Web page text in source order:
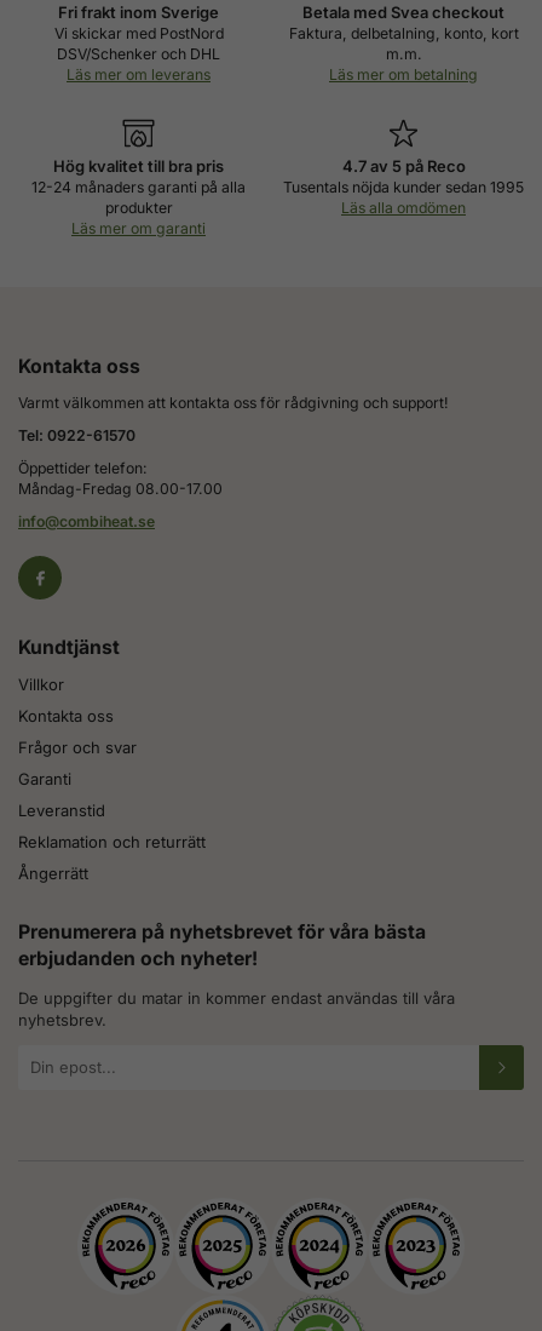
Fri frakt inom Sverige
Vi skickar med PostNord
DSV/Schenker och DHL
Läs mer om leverans
Betala med Svea checkout
Faktura, delbetalning, konto, kort
m.m.
Läs mer om betalning
Hög kvalitet till bra pris
12-24 månaders garanti på alla
produkter
Läs mer om garanti
4.7 av 5 på Reco
Tusentals nöjda kunder sedan 1995
Läs alla omdömen
Kontakta oss
Varmt välkommen att kontakta oss för rådgivning och support!
Tel: 0922-61570
Öppettider telefon:
Måndag-Fredag 08.00-17.00
info@combiheat.se
Kundtjänst
Villkor
Kontakta oss
Frågor och svar
Garanti
Leveranstid
Reklamation och returrätt
Ångerrätt
Prenumerera på nyhetsbrevet för våra bästa
erbjudanden och nyheter!
De uppgifter du matar in kommer endast användas till våra
nyhetsbrev.
postadress